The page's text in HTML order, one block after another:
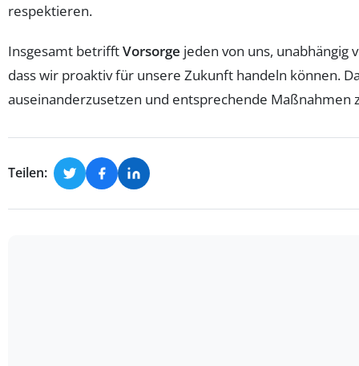
respektieren.
Insgesamt betrifftVorsorge jeden von uns, unabhängig
dass wir proaktiv für unsere Zukunft handeln können.
auseinanderzusetzen und entsprechende Maßnahmen
Teilen: